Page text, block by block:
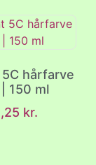
hårfarve
150 ml
kr.